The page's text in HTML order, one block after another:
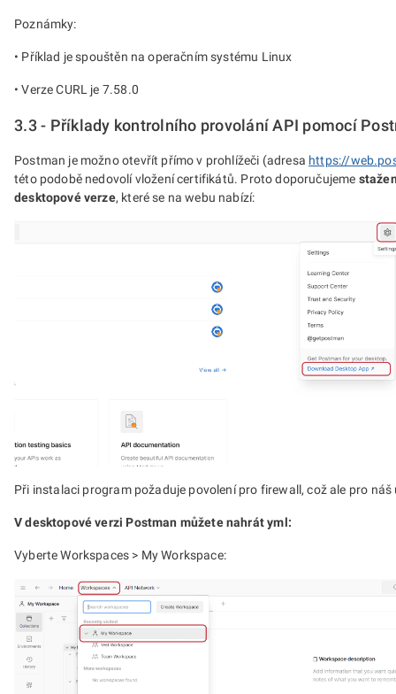
Poznámky:
• Příklad je spouštěn na operačním systému Linux
• Verze CURL je 7.58.0
3.3 - Příklady kontrolního provolání API pomocí
Postman je možno otevřít přímo v prohlížeči (adresa https://
této podobě nedovolí vložení certifikátů. Proto doporučujeme
desktopové verze, které se na webu nabízí:
Při instalaci program požaduje povolení pro firewall, což ale pro náš
V desktopové verzi Postman můžete nahrát yml:
Vyberte Workspaces > My Workspace: